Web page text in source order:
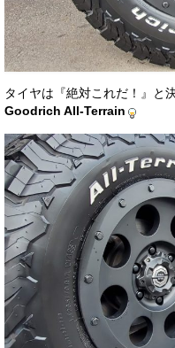
タイヤは『絶対これだ！』と
Goodrich All-Terrain